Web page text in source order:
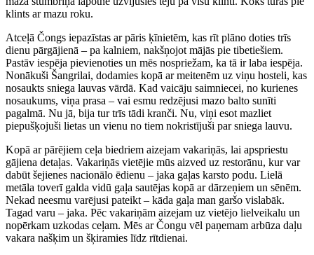
klints ar mazu roku.
Atceļā Čongs iepazīstas ar pāris ķīnietēm, kas rīt plāno doties trīs
dienu pārgājienā – pa kalniem, nakšņojot mājās pie tibetiešiem.
Pastāv iespēja pievienoties un mēs nospriežam, ka tā ir laba iespēja.
Nonākuši Šangrilai, dodamies kopā ar meitenēm uz viņu hosteli, kas
nosaukts sniega lauvas vārdā. Kad vaicāju saimniecei, no kurienes
nosaukums, viņa prasa – vai esmu redzējusi mazo balto sunīti
pagalmā. Nu jā, bija tur trīs tādi kranči. Nu, viņi esot mazliet
piepušķojuši lietas un vienu no tiem nokristījuši par sniega lauvu.
Kopā ar pārējiem ceļa biedriem aizejam vakariņās, lai apspriestu
gājiena detaļas. Vakariņās vietējie mūs aizved uz restorānu, kur var
dabūt šejienes nacionālo ēdienu – jaka gaļas karsto podu. Lielā
metāla toverī galda vidū gaļa sautējas kopā ar dārzeņiem un sēnēm.
Nekad neesmu varējusi pateikt – kāda gaļa man garšo vislabāk.
Tagad varu – jaka. Pēc vakariņām aizejam uz vietējo lielveikalu un
nopērkam uzkodas ceļam. Mēs ar Čongu vēl paņemam arbūza daļu
vakara našķim un šķiramies līdz rītdienai.